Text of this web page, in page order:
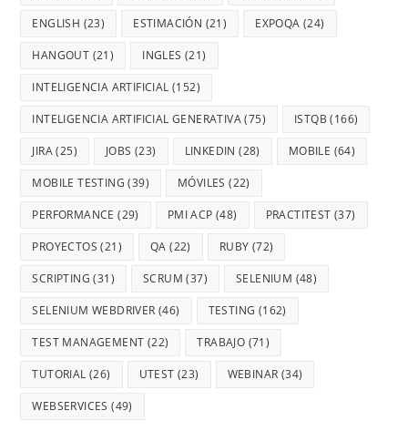
ENGLISH (23) ESTIMACIÓN (21) EXPOQA (24)
HANGOUT (21) INGLES (21)
INTELIGENCIA ARTIFICIAL (152)
INTELIGENCIA ARTIFICIAL GENERATIVA(75) ISTQB (166)
JIRA(25) JOBS (23) LINKEDIN (28) MOBILE (64)
MOBILE TESTING (39) MÓVILES (22)
PERFORMANCE (29) PMI ACP (48) PRACTITEST (37)
PROYECTOS (21) QA (22) RUBY (72)
SCRIPTING (31) SCRUM (37) SELENIUM (48)
SELENIUM WEBDRIVER (46) TESTING (162)
TEST MANAGEMENT (22) TRABAJO (71)
TUTORIAL (26) UTEST (23) WEBINAR (34)
WEBSERVICES (49)